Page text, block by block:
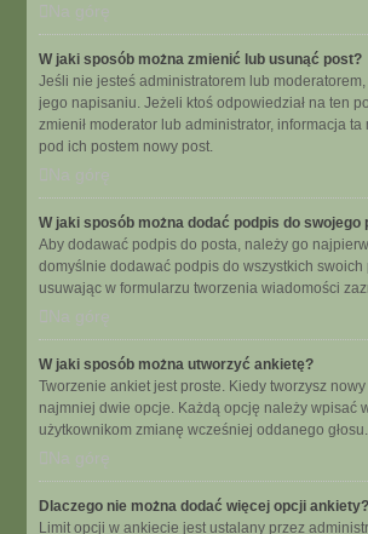
Na górę
W jaki sposób można zmienić lub usunąć post?
Jeśli nie jesteś administratorem lub
jego napisaniu. Jeżeli ktoś odpowiedział na ten
zmienił moderator lub administrator, informacja
pod ich postem nowy post.
Na górę
W jaki sposób można dodać podpis do swojego
Aby dodawać podpis do posta, należy go
domyślnie dodawać podpis do wszystkich
usuwając w formularzu tworzenia wiadomości
Na górę
W jaki sposób można utworzyć ankietę?
Tworzenie ankiet jest proste. Kiedy tworzysz
najmniej dwie opcje. Każdą opcję należy wpisać
użytkownikom zmianę wcześniej oddanego
Na górę
Dlaczego nie można dodać więcej opcji ankiety?
Limit opcji w ankiecie jest ustalany przez